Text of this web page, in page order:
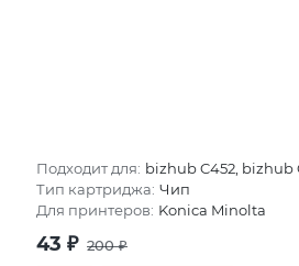
Подходит для: bizhub C452, bizhub
Тип картриджа: Чип
Для принтеров: Konica Minolta
43 ₽ 200₽